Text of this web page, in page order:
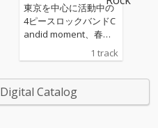
東京を中心に活動中の
4ピースロックバンドC
andid moment、春を
テーマとしたドラマテ
ィックなニューシング
1 track
Catalog